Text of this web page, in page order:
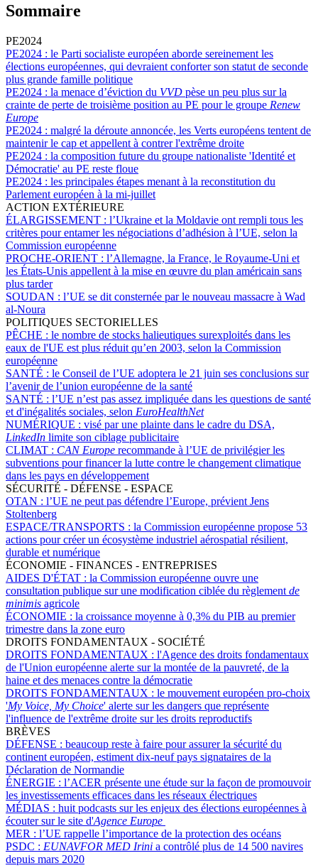
Sommaire
PE2024
PE2024 : le Parti socialiste européen aborde sereinement les
élections européennes, qui devraient conforter son statut de seconde
plus grande famille politique
PE2024 : la menace d’éviction du VVD pèse un peu plus sur la
crainte de perte de troisième position au PE pour le groupe Renew
Europe
PE2024 : malgré la déroute annoncée, les Verts européens tentent de
maintenir le cap et appellent à contrer l'extrême droite
PE2024 : la composition future du groupe nationaliste 'Identité et
Démocratie' au PE reste floue
PE2024 : les principales étapes menant à la reconstitution du
Parlement européen à la mi-juillet
ACTION EXTÉRIEURE
ÉLARGISSEMENT : l’Ukraine et la Moldavie ont rempli tous les
critères pour entamer les négociations d’adhésion à l’UE, selon la
Commission européenne
PROCHE-ORIENT : l’Allemagne, la France, le Royaume-Uni et
les États-Unis appellent à la mise en œuvre du plan américain sans
plus tarder
SOUDAN : l’UE se dit consternée par le nouveau massacre à Wad
al-Noura
POLITIQUES SECTORIELLES
PÊCHE : le nombre de stocks halieutiques surexploités dans les
eaux de l'UE est plus réduit qu’en 2003, selon la Commission
européenne
SANTÉ : le Conseil de l’UE adoptera le 21 juin ses conclusions sur
l’avenir de l’union européenne de la santé
SANTÉ : l’UE n’est pas assez impliquée dans les questions de santé
et d'inégalités sociales, selon EuroHealthNet
NUMÉRIQUE : visé par une plainte dans le cadre du DSA,
LinkedIn limite son ciblage publicitaire
CLIMAT : CAN Europe recommande à l’UE de privilégier les
subventions pour financer la lutte contre le changement climatique
dans les pays en développement
SÉCURITÉ - DÉFENSE - ESPACE
OTAN : l’UE ne peut pas défendre l’Europe, prévient Jens
Stoltenberg
ESPACE/TRANSPORTS : la Commission européenne propose 53
actions pour créer un écosystème industriel aérospatial résilient,
durable et numérique
ÉCONOMIE - FINANCES - ENTREPRISES
AIDES D'ÉTAT : la Commission européenne ouvre une
consultation publique sur une modification ciblée du règlement de
minimis agricole
ÉCONOMIE : la croissance moyenne à 0,3% du PIB au premier
trimestre dans la zone euro
DROITS FONDAMENTAUX - SOCIÉTÉ
DROITS FONDAMENTAUX : l'Agence des droits fondamentaux
de l'Union européenne alerte sur la montée de la pauvreté, de la
haine et des menaces contre la démocratie
DROITS FONDAMENTAUX : le mouvement européen pro-choix
'My Voice, My Choice' alerte sur les dangers que représente
l'influence de l'extrême droite sur les droits reproductifs
BRÈVES
DÉFENSE : beaucoup reste à faire pour assurer la sécurité du
continent européen, estiment dix-neuf pays signataires de la
Déclaration de Normandie
ÉNERGIE : l’ACER présente une étude sur la façon de promouvoir
les investissements efficaces dans les réseaux électriques
MÉDIAS : huit podcasts sur les enjeux des élections européennes à
écouter sur le site d'Agence Europe
MER : l’UE rappelle l’importance de la protection des océans
PSDC : EUNAVFOR MED Irini a contrôlé plus de 14 500 navires
depuis mars 2020